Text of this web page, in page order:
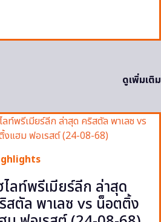
ดูเพิ่มเติม
ไลท์พรีเมียร์ลีก ล่าสุด
สตัล พาเลซ vs น็อตติ้ง